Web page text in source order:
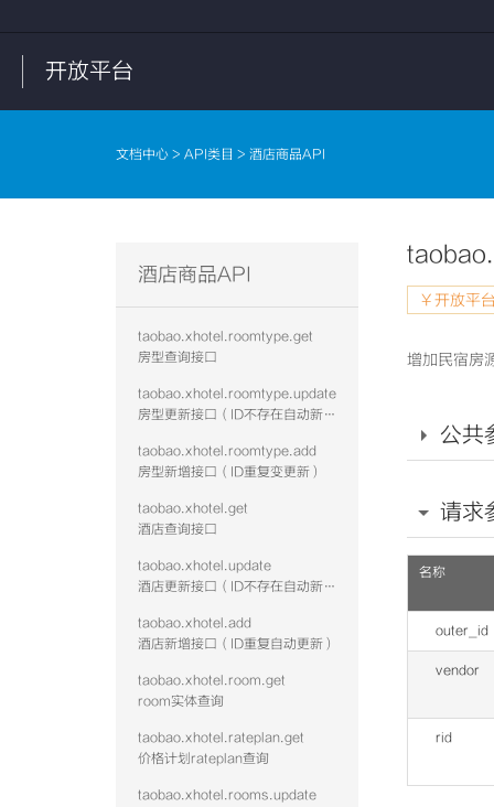
开放平台
文档中心 > API类目 > 酒店商品API
酒店商品API
taobao.xhotel.roomtype.get
房型查询接口
taobao.xhotel.roomtype.update
房型更新接口（ID不存在自动新增）
taobao.xhotel.roomtype.add
房型新增接口（ID重复变更新）
taobao.xhotel.get
酒店查询接口
taobao.xhotel.update
酒店更新接口（ID不存在自动新增）
taobao.xhotel.add
酒店新增接口（ID重复自动更新）
taobao.xhotel.room.get
room实体查询
taobao.xhotel.rateplan.get
价格计划rateplan查询
taobao.xhotel.rooms.update
￥开放平
增加民宿房
公共
请求
名称
outer_id
vendor
rid